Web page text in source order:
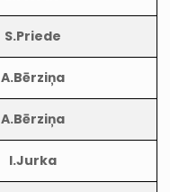
S.Priede
A.Bērziņa
A.Bērziņa
I.Jurka